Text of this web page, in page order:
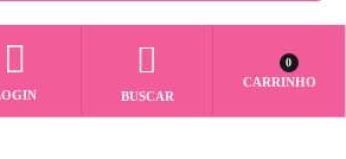
BUSCAR
0
CARRINHO